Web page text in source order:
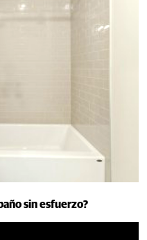
sin esfuerzo?